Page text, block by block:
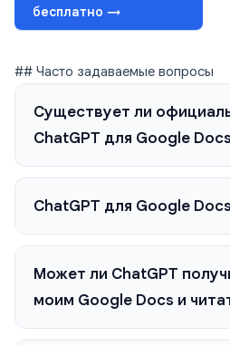
бесплатно →
## Часто задаваемые вопросы
Существует ли
ChatGPT для Google
ChatGPT для Google
Может ли ChatGPT
моим Google Docs и